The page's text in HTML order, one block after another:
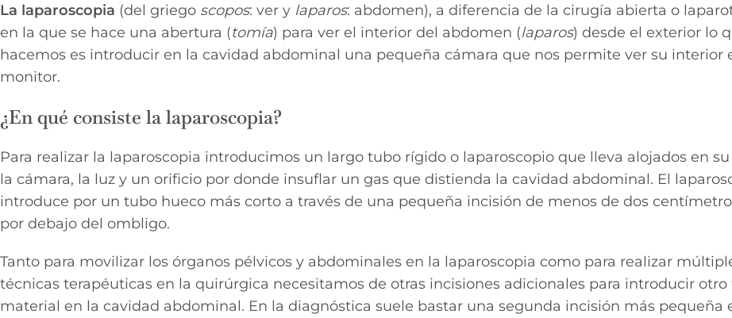
La laparoscopia (del griego scopos: ver y laparos: abdomen), a diferencia de la cirugía abierta o
en la que se hace una abertura (tomía) para ver el interior del abdomen (laparos) desde el exterior lo
hacemos es introducir en la cavidad abdominal una pequeña cámara que nos permite ver su interior
monitor.
¿En qué consiste la laparoscopia?
Para realizar la laparoscopia introducimos un largo tubo rígido o laparoscopio que lleva alojados en
la cámara, la luz y un orificio por donde insuflar un gas que distienda la cavidad abdominal. El
introduce por un tubo hueco más corto a través de una pequeña incisión de menos de dos
por debajo del ombligo.
Tanto para movilizar los órganos pélvicos y abdominales en la laparoscopia como para realizar
técnicas terapéuticas en la quirúrgica necesitamos de otras incisiones adicionales para introducir otro
material en la cavidad abdominal. En la diagnóstica suele bastar una segunda incisión más pequeña